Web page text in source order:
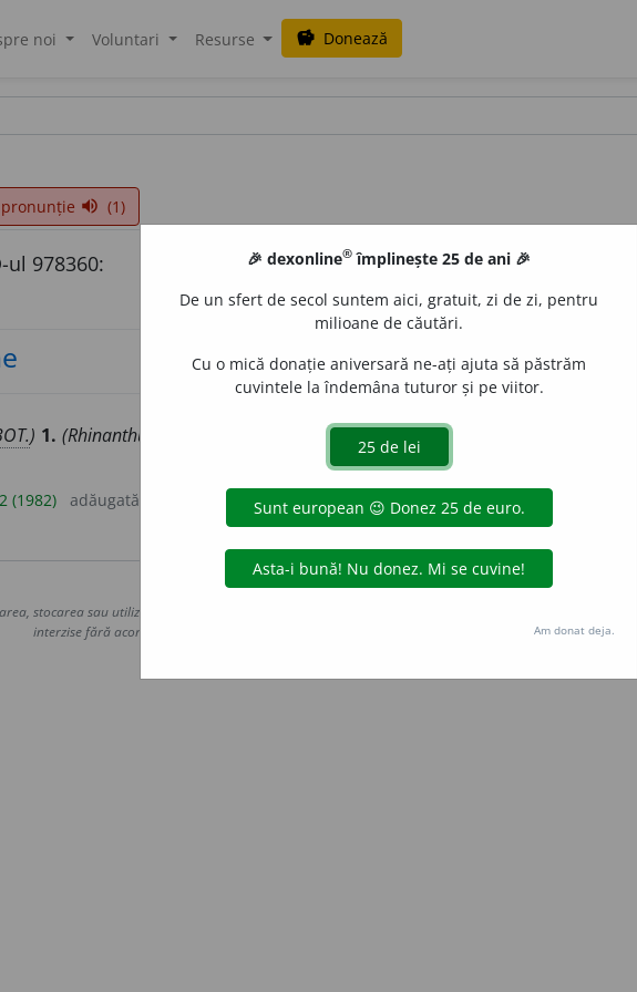
noi Voluntari Resurse savings Donează
pronunție volume_up (1)
ul 978360:
) 1. (Rhinanthus alpinus) ) sunătoare.2. (Staphylea pinnata)
(1982) adăugată de LauraGellner acțiuni
Copyright © 2004-2026 dexonline (https://dexonline.ro)
stocarea sau utilizarea datelor de pe acest site, inclusiv prin orice metode de extragere automată
interzise fără acordul nostru prealabil scris, cu excepția seturilor de date oferite oficial spre utilizare
🎉 dexonline® împlinește 25 de ani 🎉
De un sfert de secol suntem aici, gratuit, zi de zi, pentru
milioane de căutări.
Cu o mică donație aniversară ne-ați ajuta să păstrăm
cuvintele la îndemâna tuturor și pe viitor.
Am donat deja.